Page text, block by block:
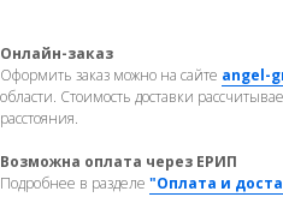
Онлайн-заказ
Оформить заказ можно на сайте angel-
области. Стоимость доставки
расстояния.
Возможна оплата через ЕРИП
Подробнее в разделе "Оплата и